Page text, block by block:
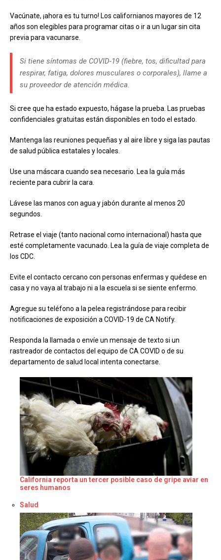
Vacúnate, ¡ahora es tu turno! Los californianos mayores de 12
años son elegibles para programar citas o ir a un lugar sin cita
previa para vacunarse.
Si tiene síntomas de COVID-19 (fiebre, tos, dificultad para
respirar, fatiga, dolores musculares o corporales), llame a
su proveedor de atención médica.
Si cree que ha estado expuesto, hágase la prueba. Las pruebas
confidenciales gratuitas están disponibles en todo el estado.
Mantenga las reuniones pequeñas y al aire libre y siga las pautas
de salud pública estatales y locales.
Use una máscara cuando sea necesario. Lea la guía más
reciente para cubrir la cara.
Lávese las manos con agua y jabón durante al menos 20
segundos.
Retrase el viaje (tanto nacional como internacional) hasta que
esté completamente vacunado. Lea la guía de viaje completa de
los CDC.
Evite el contacto cercano con personas enfermas y quédese en
casa y no vaya al trabajo ni a la escuela si se siente enfermo.
Agregue su teléfono a la pelea registrándose para recibir
notificaciones de exposición a COVID-19 de CA Notify.
Responda la llamada o envíe un mensaje de texto si un
rastreador de contactos del equipo de CA COVID o de su
departamento de salud local intenta conectarse.
California reporta un tercer posible caso de gripe aviar en
seres humanos
Respecto a
Salud